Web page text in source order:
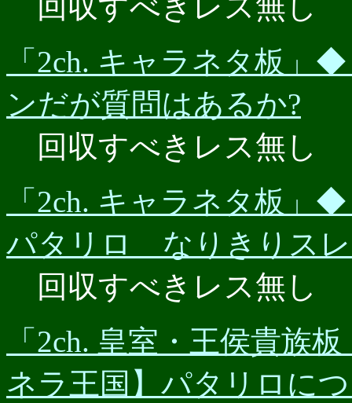
「2ch. キャラネタ板
ンだが質問はあるか?
回収すべきレス無し
「2ch. キャラネタ板
パタリロ なりきりス
回収すべきレス無し
「2ch. 皇室・王侯貴族
ネラ王国】パタリロに